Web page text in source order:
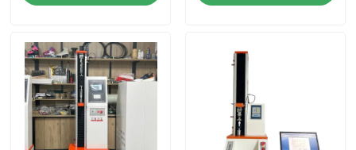
Haberler
vakalar
Laboratuvar Test Cihazları